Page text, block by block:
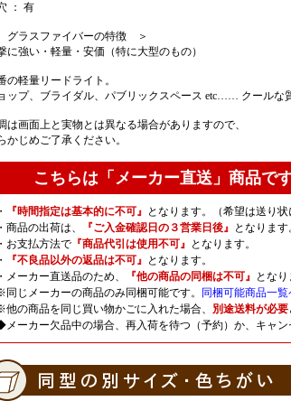
： 有
ラスファイバーの特徴 ＞
に強い・軽量・安価（特に大型のもの）
の軽量リードライト。
ップ、ブライダル、パブリックスペース etc…… クールな
は画面上と実物とは異なる場合がありますので、
かじめご了承ください。
こちらは「メーカー直送」商品で
『時間指定は基本的に不可』 となります。（希望は送り状
商品の出荷は、
『ご入金確認日の３営業日後』 となります
お支払方法で 『商品代引は使用不可』 となります。
『不良品以外の返品は不可』 となります。
メーカー直送品のため、
『他の商品の同梱は不可』 となり
じメーカーの商品のみ同梱可能です。
同梱可能商品一覧
の商品を同じ買い物かごに入れた場合、 別途送料が必要
ーカー欠品中の場合、再入荷を待つ（予約）か、キャ